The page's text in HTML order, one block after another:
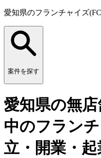
愛知県のフランチャイズ
案件を探す
愛知県の無
中のフラン
立・開業・